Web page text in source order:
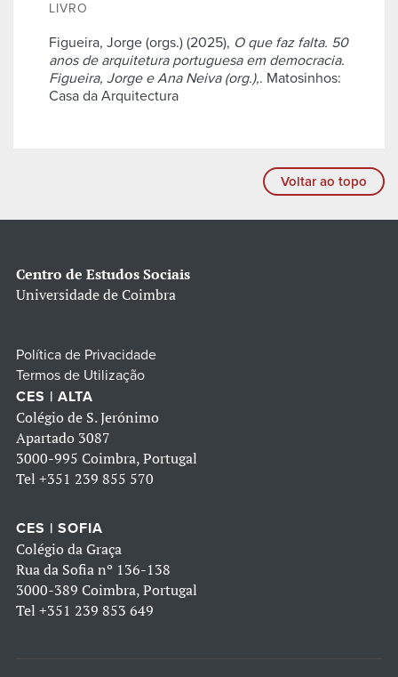
LIVRO
Figueira, Jorge (orgs.) (2025), O que faz falta. 50
anos de arquitetura portuguesa em democracia.
Figueira, Jorge e Ana Neiva (org.),. Matosinhos:
Casa da Arquitectura
Voltar ao topo
Centro de Estudos Sociais
Universidade de Coimbra
Política de Privacidade
Termos de Utilização
CES | ALTA
Colégio de S. Jerónimo
Apartado 3087
3000-995 Coimbra, Portugal
Tel +351 239 855 570
CES | SOFIA
Colégio da Graça
Rua da Sofia nº 136-138
3000-389 Coimbra, Portugal
Tel +351 239 853 649